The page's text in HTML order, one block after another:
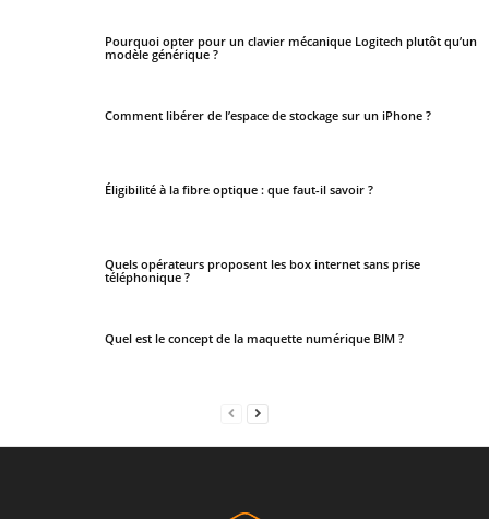
Pourquoi opter pour un clavier mécanique Logitech plutôt qu’un
modèle générique ?
Comment libérer de l’espace de stockage sur un iPhone ?
Éligibilité à la fibre optique : que faut-il savoir ?
Quels opérateurs proposent les box internet sans prise
téléphonique ?
Quel est le concept de la maquette numérique BIM ?